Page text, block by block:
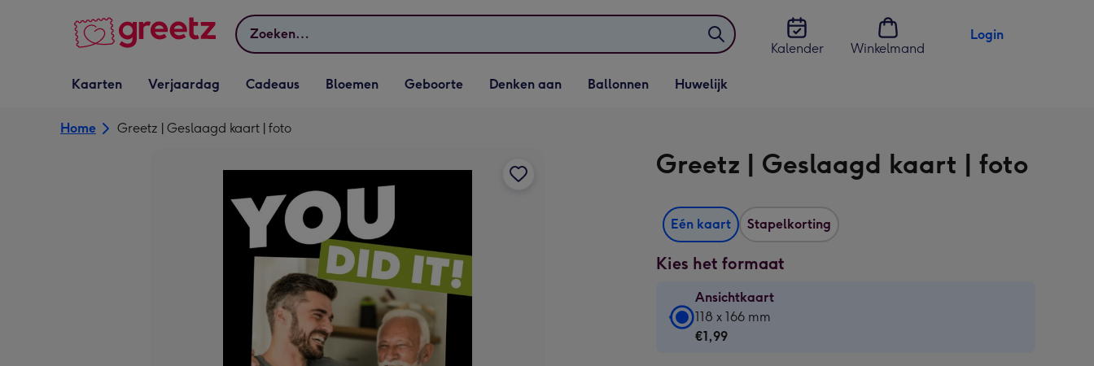
Zoeken
Kalender
Winkelmand
Login
Vervolgkeuzelijst
Kaarten openen
Kaarten
Vervolgkeuzelijst
Verjaardag openen
Verjaardag
Vervolgkeuzelijst
Cadeaus openen
Cadeaus
Vervolgkeuzelijst
Bloemen openen
Bloemen
Vervolgkeuzelijst
Geboorte openen
Geboorte
Vervolgkeuzelijst
Denken aan openen
Denken aan
Vervolgkeuzelijst
Ballonnen openen
Ballonnen
Vervolgkeuzelijst
Huwelijk openen
Huwelijk
Home Greetz | Geslaagd kaart | foto
Greetz | Geslaagd kaart | foto
Eén kaart Stapelkorting
Kies het formaat
Ansichtkaart
Ansichtkaart
-
118 x 166 mm
€1,99